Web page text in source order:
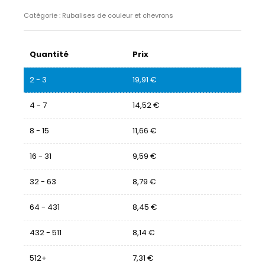
Catégorie : Rubalises de couleur et chevrons
Quantité Prix
2 - 3 19,91 €
4 - 7 14,52€
8 - 15 11,66 €
16 - 31 9,59 €
32 - 63 8,79 €
64 - 431 8,45 €
432 - 511 8,14 €
512+ 7,31 €